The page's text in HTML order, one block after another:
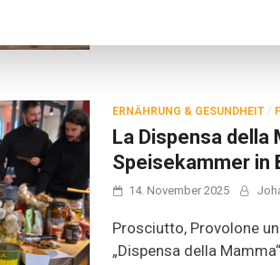
ERNÄHRUNG & GESUNDHEIT /
La Dispensa della
Speisekammer in
14. November 2025
Prosciutto, Provolone
„Dispensa della